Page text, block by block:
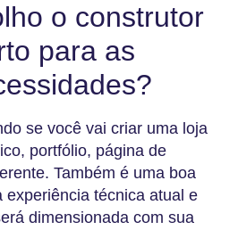
o construtor
para as
se você vai criar uma loja
portfólio, página de
Também é uma boa
experiência técnica atual e
dimensionada com sua